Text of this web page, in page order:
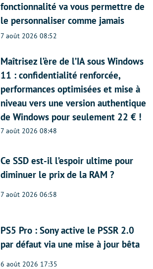
fonctionnalité va vous permettre de
le personnaliser comme jamais
7 août 2026 08:52
Maîtrisez l’ère de l’IA sous Windows
11 : confidentialité renforcée,
performances optimisées et mise à
niveau vers une version authentique
de Windows pour seulement 22 € !
7 août 2026 08:48
Ce SSD est-il l’espoir ultime pour
diminuer le prix de la RAM ?
7 août 2026 06:58
PS5 Pro : Sony active le PSSR 2.0
par défaut via une mise à jour bêta
6 août 2026 17:35